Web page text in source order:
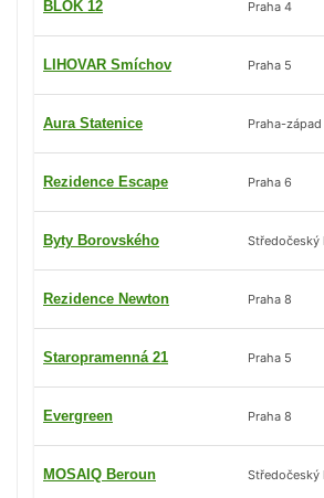
BLOK 12 Praha 4
LIHOVAR Smíchov Praha 5
Aura Statenice Praha-západ
Rezidence Escape Praha 6
Byty Borovského Středočeský
Rezidence Newton Praha 8
Staropramenná 21 Praha 5
Evergreen Praha 8
MOSAIQ Beroun Středočeský